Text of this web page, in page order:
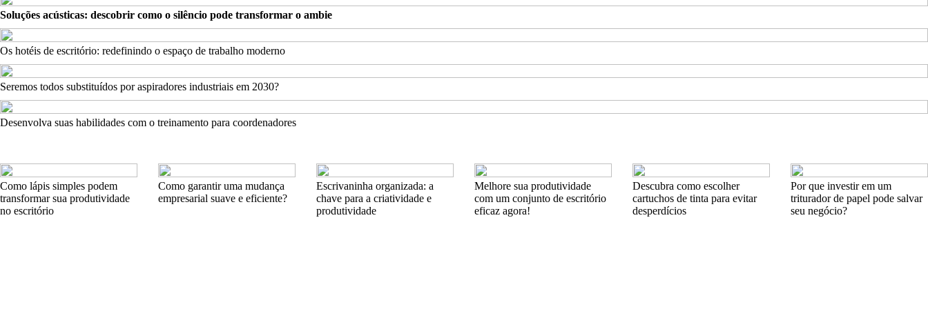
Soluções acústicas: descobrir como o silêncio pode transformar o ambie
Os hotéis de escritório: redefinindo o espaço de trabalho moderno
Seremos todos substituídos por aspiradores industriais em 2030?
Desenvolva suas habilidades com o treinamento para coordenadores
Como lápis simples podem
transformar sua produtividade
no escritório
Como garantir uma mudança
empresarial suave e eficiente?
Escrivaninha organizada: a
chave para a criatividade e
produtividade
Melhore sua produtividade
com um conjunto de escritório
eficaz agora!
Descubra como escolher
cartuchos de tinta para evitar
desperdícios
Por que investir em um
triturador de papel pode salvar
seu negócio?